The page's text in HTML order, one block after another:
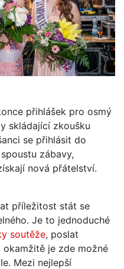
přihlášek pro osmý
skládající zkoušku
se přihlásit do
zábavy,
nová přátelství.
příležitost stát se
Je to jednoduché
soutěže, poslat
je zde možné
Mezi nejlepší